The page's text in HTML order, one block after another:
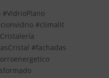
#VidrioPlano
#climalit
#fachadas